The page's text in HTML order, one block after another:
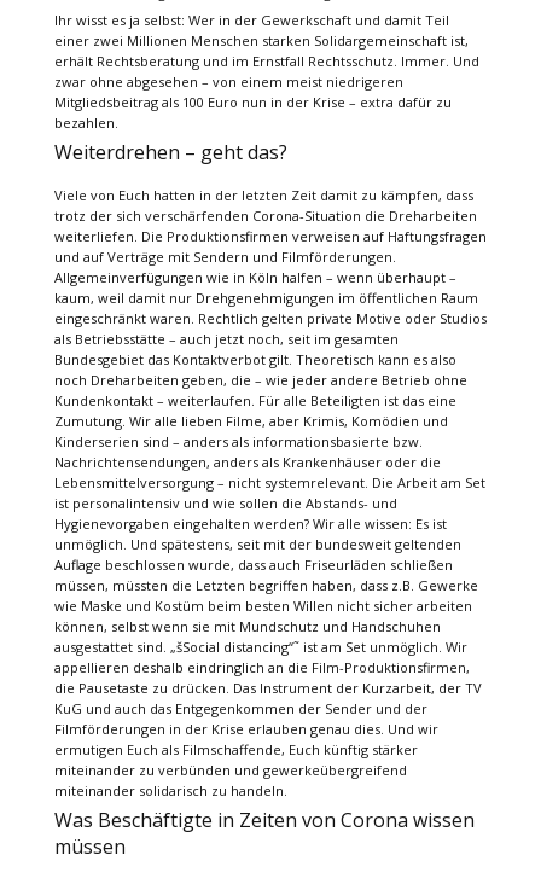
Ihr wisst es ja selbst: Wer in der Gewerkschaft und damit Teil
einer zwei Millionen Menschen starken Solidargemeinschaft ist,
erhält Rechtsberatung und im Ernstfall Rechtsschutz. Immer. Und
zwar ohne abgesehen – von einem meist niedrigeren
Mitgliedsbeitrag als 100 Euro nun in der Krise – extra dafür zu
bezahlen.
Weiterdrehen – geht das?
Viele von Euch hatten in der letzten Zeit damit zu kämpfen, dass
trotz der sich verschärfenden Corona-Situation die Dreharbeiten
weiterliefen. Die Produktionsfirmen verweisen auf Haftungsfragen
und auf Verträge mit Sendern und Filmförderungen.
Allgemeinverfügungen wie in Köln halfen – wenn überhaupt –
kaum, weil damit nur Drehgenehmigungen im öffentlichen Raum
eingeschränkt waren. Rechtlich gelten private Motive oder Studios
als Betriebsstätte – auch jetzt noch, seit im gesamten
Bundesgebiet das Kontaktverbot gilt. Theoretisch kann es also
noch Dreharbeiten geben, die – wie jeder andere Betrieb ohne
Kundenkontakt – weiterlaufen. Für alle Beteiligten ist das eine
Zumutung. Wir alle lieben Filme, aber Krimis, Komödien und
Kinderserien sind – anders als informationsbasierte bzw.
Nachrichtensendungen, anders als Krankenhäuser oder die
Lebensmittelversorgung – nicht systemrelevant. Die Arbeit am Set
ist personalintensiv und wie sollen die Abstands- und
Hygienevorgaben eingehalten werden? Wir alle wissen: Es ist
unmöglich. Und spätestens, seit mit der bundesweit geltenden
Auflage beschlossen wurde, dass auch Friseurläden schließen
müssen, müssten die Letzten begriffen haben, dass z.B. Gewerke
wie Maske und Kostüm beim besten Willen nicht sicher arbeiten
können, selbst wenn sie mit Mundschutz und Handschuhen
ausgestattet sind. „šSocial distancing“˜ ist am Set unmöglich. Wir
appellieren deshalb eindringlich an die Film-Produktionsfirmen,
die Pausetaste zu drücken. Das Instrument der Kurzarbeit, der TV
KuG und auch das Entgegenkommen der Sender und der
Filmförderungen in der Krise erlauben genau dies. Und wir
ermutigen Euch als Filmschaffende, Euch künftig stärker
miteinander zu verbünden und gewerkeübergreifend
miteinander solidarisch zu handeln.
Was Beschäftigte in Zeiten von Corona wissen
müssen